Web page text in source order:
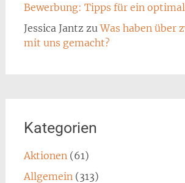
Bewerbung: Tipps für ein
Jessica Jantz zuWas haben über
mit uns gemacht?
Kategorien
Aktionen (61)
Allgemein (313)